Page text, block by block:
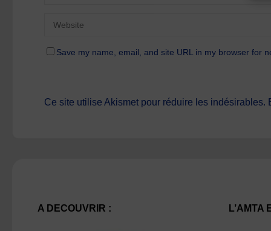
Save my name, email, and site URL in my browser for
Ce site utilise Akismet pour réduire les indésirables.
A DECOUVRIR : L’AMTA